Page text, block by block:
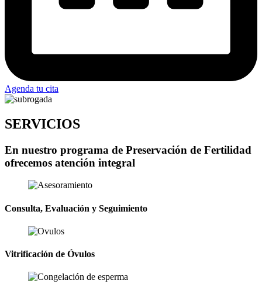
Agenda tu cita
SERVICIOS
En nuestro programa de Preservación de Fertilidad
ofrecemos atención integral
Consulta, Evaluación y Seguimiento
Vitrificación de Óvulos